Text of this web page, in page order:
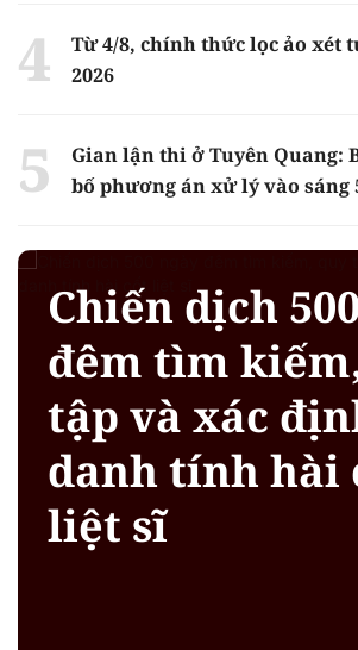
Từ 4/8, chính thức lọc ảo xét
2026
Gian lận thi ở Tuyên Quang:
bố phương án xử lý vào sáng
Chiến dịch
đêm tìm
tập và xác
danh tính hài
liệt sĩ